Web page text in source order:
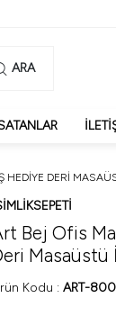
ARA
HEDIYE DERI
Bej Ofis
Masaüstü
Kodu : ART-